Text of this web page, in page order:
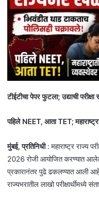
टीईटीचा पेपर फुटला; उद्याची
पहिले NEET, आता TET;
मुंबई, प्रतिनिधी: महाराष्ट्र राज्य
2026 रोजी आयोजित करण्यात
प्रकारानंतर पुढे ढकलण्यात आली आहे.
राज्यभरातील लाखो परीक्षार्थींमध्ये